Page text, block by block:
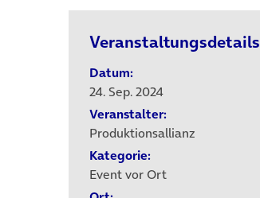
Veranstaltungsdetails
Datum:
24. Sep. 2024
Veranstalter:
Produktionsallianz
Kategorie:
Event vor Ort